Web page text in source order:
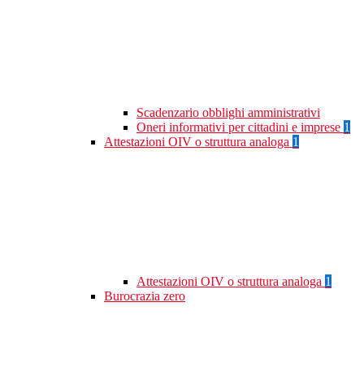
Scadenzario obblighi amministrativi
Oneri informativi per cittadini e imprese 1
Attestazioni OIV o struttura analoga 1
Attestazioni OIV o struttura analoga 1
Burocrazia zero